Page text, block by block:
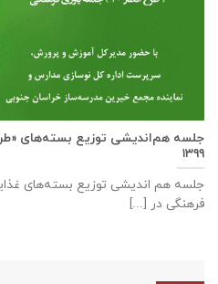
۱۳۹۹
فرهنگی در [...]